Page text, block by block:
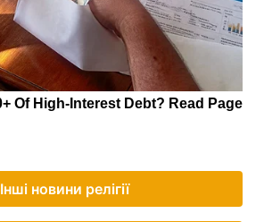
Інші новини релігії